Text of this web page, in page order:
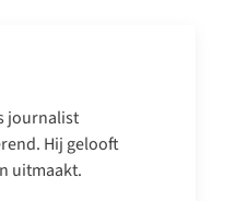
journalist
Hij gelooft
uitmaakt.